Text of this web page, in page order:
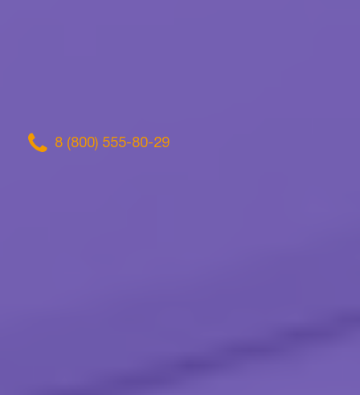
8 (800) 555-80-29